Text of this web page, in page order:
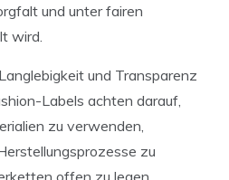
und unter fairen
wird.
und Transparenz
Labels achten darauf,
zu verwenden,
zu
offen zu legen.